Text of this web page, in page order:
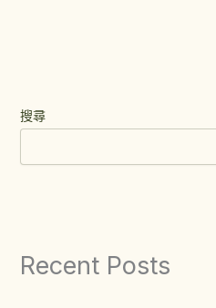
搜尋
Recent Posts